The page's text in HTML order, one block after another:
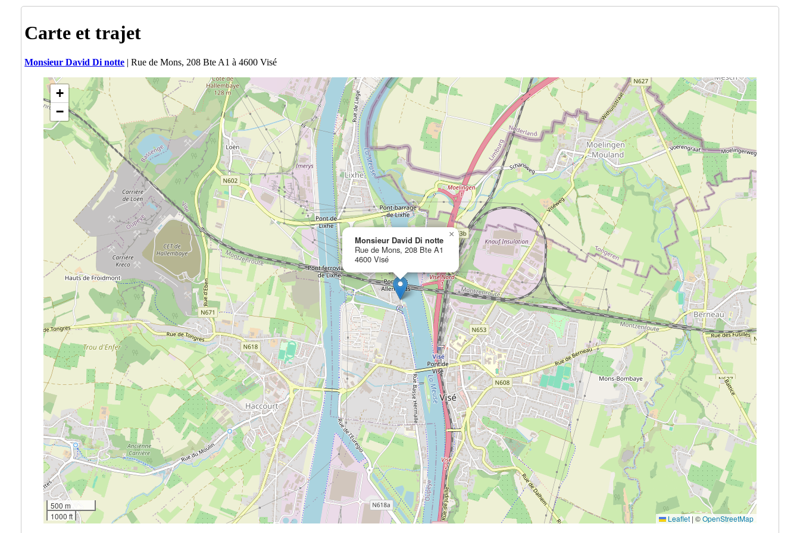
Carte et trajet
Monsieur David Di notte | Rue de Mons, 208 Bte A1 à 4600 Visé
Monsieur David Di notte
Rue de Mons, 208 Bte A1
4600 Visé
×
+
−
500 m
1000 ft
Leaflet | ©OpenStreetMap